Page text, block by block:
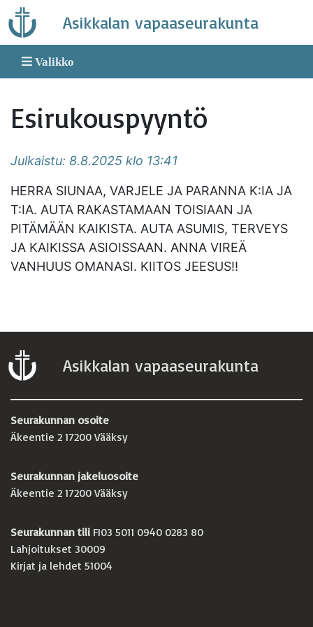
Skip
to
content
Asikkalan vapaaseurakunta
Valikko
Esirukouspyyntö
Julkaistu: 8.8.2025 klo 13:41
HERRA SIUNAA, VARJELE JA PARANNA K:IA JA
T:IA. AUTA RAKASTAMAAN TOISIAAN JA
PITÄMÄÄN KAIKISTA. AUTA ASUMIS, TERVEYS
JA KAIKISSA ASIOISSAAN. ANNA VIREÄ
VANHUUS OMANASI. KIITOS JEESUS!!
Asikkalan vapaaseurakunta
Seurakunnan osoite
Äkeentie 2 17200 Vääksy
Seurakunnan jakeluosoite
Äkeentie 2 17200 Vääksy
Seurakunnan tili FI03 5011 0940 0283 80
Lahjoitukset 30009
Kirjat ja lehdet 51004